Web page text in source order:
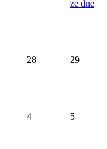
ze dne
28 29
4 5